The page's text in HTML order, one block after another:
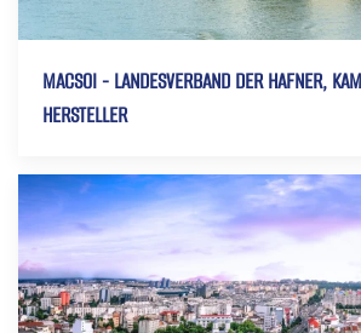
MACSOI - LANDESVERBAND DER HAFNER,
HERSTELLER